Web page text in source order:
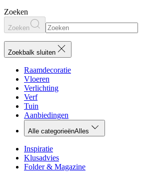
Zoeken
Zoeken
Zoekbalk sluiten
Raamdecoratie
Vloeren
Verlichting
Verf
Tuin
Aanbiedingen
Alle categorieënAlles
Inspiratie
Klusadvies
Folder & Magazine